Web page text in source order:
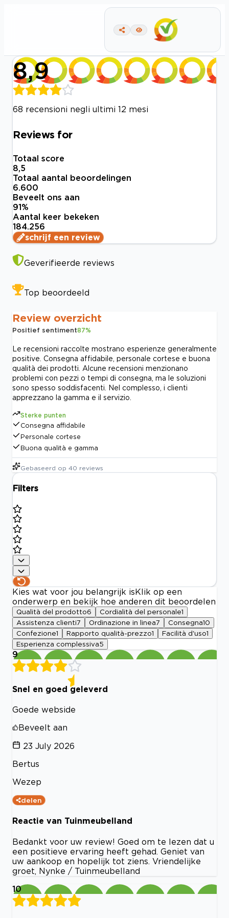
8,9
68 recensioni negli ultimi 12 mesi
Reviews for
Totaal score
8,5
Totaal aantal beoordelingen
6.600
Beveelt ons aan
91%
Aantal keer bekeken
184.256
schrijf een review
Geverifieerde reviews
Top beoordeeld
Review overzicht
Positief sentiment87%
Le recensioni raccolte mostrano esperienze generalmente
positive. Consegna affidabile, personale cortese e buona
qualità dei prodotti. Alcune recensioni menzionano
problemi con pezzi o tempi di consegna, ma le soluzioni
sono spesso soddisfacenti. Nel complesso, i clienti
apprezzano la gamma e il servizio.
Sterke punten
Consegna affidabile
Personale cortese
Buona qualità e gamma
Gebaseerd op 40 reviews
Filters
Kies wat voor jou belangrijk is Klik op een
onderwerp en bekijk hoe anderen dit beoordelen
Qualità del prodotto6 Cordialità del personale1
Assistenza clienti7 Ordinazione in linea7 Consegna10
Confezione1 Rapporto qualità-prezzo1 Facilità d'uso1
Esperienza complessiva5
9
Snel en goed geleverd
Goede webside
Beveelt aan
23 July 2026
Bertus
Wezep
delen
Reactie van Tuinmeubelland
Bedankt voor uw review! Goed om te lezen dat u
een positieve ervaring heeft gehad. Geniet van
uw aankoop en hopelijk tot ziens. Vriendelijke
groet, Nynke / Tuinmeubelland
10